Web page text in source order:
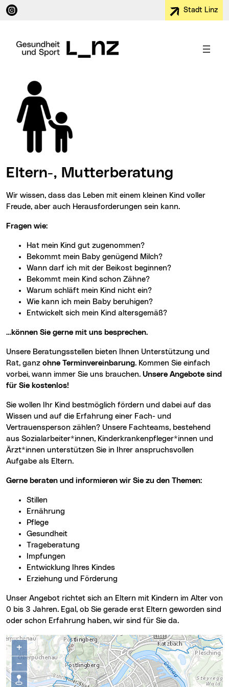
Instagram (neues Fenster) Stadt Linz
Eltern-, Mutterberatung
Wir wissen, dass das Leben mit einem kleinen Kind voller
Freude, aber auch Herausforderungen sein kann.
Fragen wie:
Hat mein Kind gut zugenommen?
Bekommt mein Baby genügend Milch?
Wann darf ich mit der Beikost beginnen?
Bekommt mein Kind schon Zähne?
Warum schläft mein Kind nicht ein?
Wie kann ich mein Baby beruhigen?
Entwickelt sich mein Kind altersgemäß?
…können Sie gerne mit uns besprechen.
Unsere Beratungsstellen bieten Ihnen Unterstützung und
Rat, ganz ohne Terminvereinbarung. Kommen Sie einfach
vorbei, wann immer Sie uns brauchen. Unsere Angebote sind
für Sie kostenlos!
Sie wollen Ihr Kind bestmöglich fördern und dabei auf das
Wissen und auf die Erfahrung einer Fach- und
Vertrauensperson zählen? Unsere Fachteams, bestehend
aus Sozialarbeiter*innen, Kinderkrankenpfleger*innen und
Ärzt*innen unterstützen Sie in Ihrer anspruchsvollen
Aufgabe als Eltern.
Gerne beraten und informieren wir Sie zu den Themen:
Stillen
Ernährung
Pflege
Gesundheit
Trageberatung
Impfungen
Entwicklung Ihres Kindes
Erziehung und Förderung
Unser Angebot richtet sich an Eltern mit Kindern im Alter von
0 bis 3 Jahren. Egal, ob Sie gerade erst Eltern geworden sind
oder schon Erfahrung haben, wir sind für Sie da.
+
−